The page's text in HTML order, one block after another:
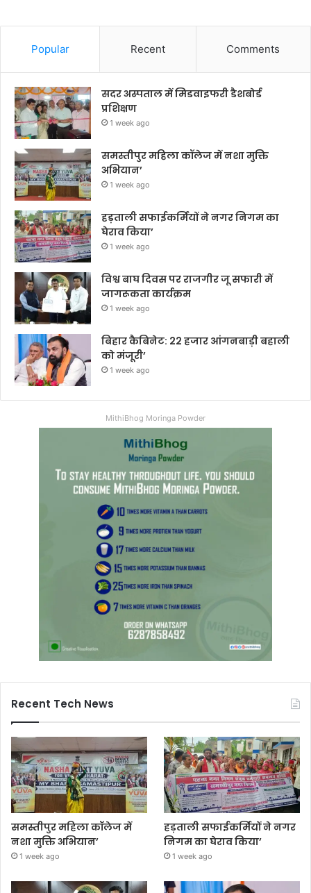
Popular Recent Comments
सदर अस्पताल में मिडवाइफरी डैशबोर्ड
प्रशिक्षण
1 week ago
समस्तीपुर महिला कॉलेज में नशा मुक्ति
अभियान’
1 week ago
हड़ताली सफाईकर्मियों ने नगर निगम का
घेराव किया’
1 week ago
विश्व बाघ दिवस पर राजगीर जू सफारी में
जागरूकता कार्यक्रम
1 week ago
बिहार कैबिनेट: 22 हजार आंगनबाड़ी बहाली
को मंजूरी’
1 week ago
MithiBhog Moringa Powder
Recent Tech News
समस्तीपुर महिला कॉलेज में
नशा मुक्ति अभियान’
1 week ago
हड़ताली सफाईकर्मियों ने नगर
निगम का घेराव किया’
1 week ago